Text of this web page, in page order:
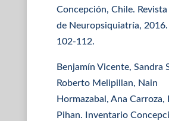
Concepción, Chile. Revista
de Neuropsiquiatría, 2016.
102-112.
Benjamín Vicente, Sandra
Roberto Melipillan, Nain
Hormazabal, Ana Carroza,
Pihan. Inventario